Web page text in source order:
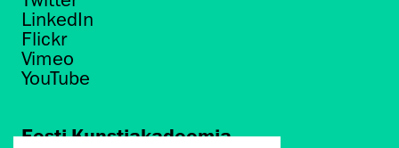
LinkedIn
Flickr
Vimeo
YouTube
Eesti Kunstiakadeemia